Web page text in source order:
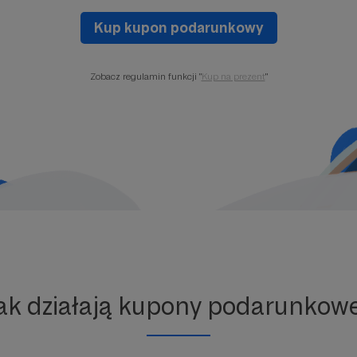
Kup kupon podarunkowy
Zobacz regulamin funkcji "Kup na prezent"
działają kupony